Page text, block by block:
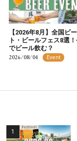
【2026年8月】全国ビ
ト・ビールフェス8選
でビール飲む？
2026/08/04 Event